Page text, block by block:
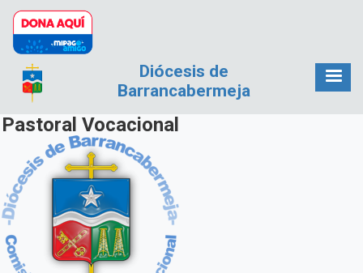
Pasar al contenido principal
Diócesis de
Barrancabermeja
Pastoral Vocacional